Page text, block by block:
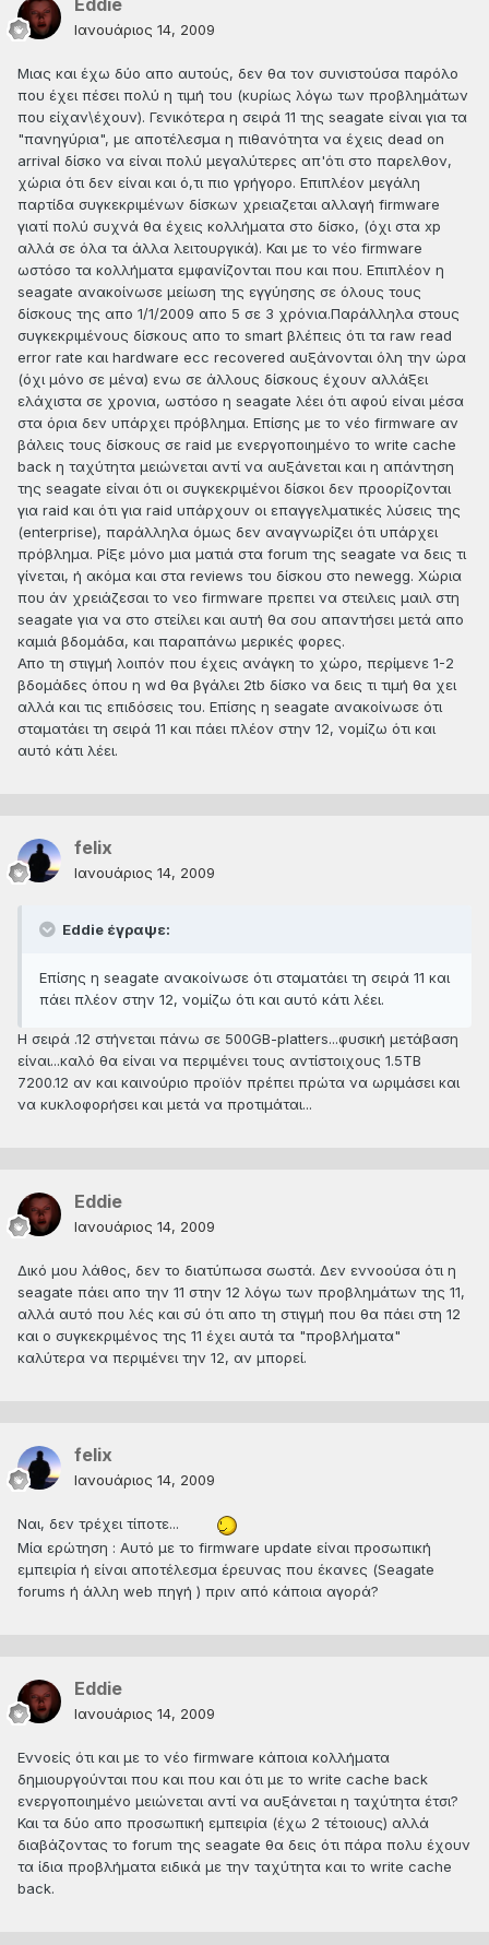
Eddie
Ιανουάριος 14, 2009
Μιας και έχω δύο απο αυτούς, δεν θα τον συνιστούσα παρόλο
που έχει πέσει πολύ η τιμή του (κυρίως λόγω των προβλημάτων
που είχαν\έχουν). Γενικότερα η σειρά 11 της seagate είναι για τα
"πανηγύρια", με αποτέλεσμα η πιθανότητα να έχεις dead on
arrival δίσκο να είναι πολύ μεγαλύτερες απ'ότι στο παρελθον,
χώρια ότι δεν είναι και ό,τι πιο γρήγορο. Επιπλέον μεγάλη
παρτίδα συγκεκριμένων δίσκων χρειαζεται αλλαγή firmware
γιατί πολύ συχνά θα έχεις κολλήματα στο δίσκο, (όχι στα xp
αλλά σε όλα τα άλλα λειτουργικά). Και με το νέο firmware
ωστόσο τα κολλήματα εμφανίζονται που και που. Επιπλέον η
seagate ανακοίνωσε μείωση της εγγύησης σε όλους τους
δίσκους της απο 1/1/2009 απο 5 σε 3 χρόνια.Παράλληλα στους
συγκεκριμένους δίσκους απο το smart βλέπεις ότι τα raw read
error rate και hardware ecc recovered αυξάνονται όλη την ώρα
(όχι μόνο σε μένα) ενω σε άλλους δίσκους έχουν αλλάξει
ελάχιστα σε χρονια, ωστόσο η seagate λέει ότι αφού είναι μέσα
στα όρια δεν υπάρχει πρόβλημα. Επίσης με το νέο firmware αν
βάλεις τους δίσκους σε raid με ενεργοποιημένο το write cache
back η ταχύτητα μειώνεται αντί να αυξάνεται και η απάντηση
της seagate είναι ότι οι συγκεκριμένοι δίσκοι δεν προορίζονται
για raid και ότι για raid υπάρχουν οι επαγγελματικές λύσεις της
(enterprise), παράλληλα όμως δεν αναγνωρίζει ότι υπάρχει
πρόβλημα. Ρίξε μόνο μια ματιά στα forum της seagate να δεις τι
γίνεται, ή ακόμα και στα reviews του δίσκου στο newegg. Χώρια
που άν χρειάζεσαι το νεο firmware πρεπει να στειλεις μαιλ στη
seagate για να στο στείλει και αυτή θα σου απαντήσει μετά απο
καμιά βδομάδα, και παραπάνω μερικές φορες.
Απο τη στιγμή λοιπόν που έχεις ανάγκη το χώρο, περίμενε 1-2
βδομάδες όπου η wd θα βγάλει 2tb δίσκο να δεις τι τιμή θα χει
αλλά και τις επιδόσεις του. Επίσης η seagate ανακοίνωσε ότι
σταματάει τη σειρά 11 και πάει πλέον στην 12, νομίζω ότι και
αυτό κάτι λέει.
felix
Ιανουάριος 14, 2009
Eddie έγραψε:
Επίσης η seagate ανακοίνωσε ότι σταματάει τη σειρά 11 και
πάει πλέον στην 12, νομίζω ότι και αυτό κάτι λέει.
H σειρά .12 στήνεται πάνω σε 500GB-platters...φυσική μετάβαση
είναι...καλό θα είναι να περιμένει τους αντίστοιχους 1.5ΤΒ
7200.12 αν και καινούριο προϊόν πρέπει πρώτα να ωριμάσει και
να κυκλοφορήσει και μετά να προτιμάται...
Eddie
Ιανουάριος 14, 2009
Δικό μου λάθος, δεν το διατύπωσα σωστά. Δεν εννοούσα ότι η
seagate πάει απο την 11 στην 12 λόγω των προβλημάτων της 11,
αλλά αυτό που λές και σύ ότι απο τη στιγμή που θα πάει στη 12
και ο συγκεκριμένος της 11 έχει αυτά τα "προβλήματα"
καλύτερα να περιμένει την 12, αν μπορεί.
felix
Ιανουάριος 14, 2009
Ναι, δεν τρέχει τίποτε...
Μία ερώτηση : Αυτό με το firmware update είναι προσωπική
εμπειρία ή είναι αποτέλεσμα έρευνας που έκανες (Seagate
forums ή άλλη web πηγή ) πριν από κάποια αγορά?
Eddie
Ιανουάριος 14, 2009
Εννοείς ότι και με το νέο firmware κάποια κολλήματα
δημιουργούνται που και που και ότι με το write cache back
ενεργοποιημένο μειώνεται αντί να αυξάνεται η ταχύτητα έτσι?
Και τα δύο απο προσωπική εμπειρία (έχω 2 τέτοιους) αλλά
διαβάζοντας το forum της seagate θα δεις ότι πάρα πολυ έχουν
τα ίδια προβλήματα ειδικά με την ταχύτητα και το write cache
back.